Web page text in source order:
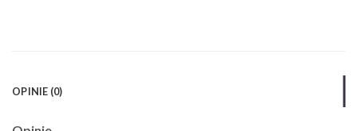
OPINIE (0)